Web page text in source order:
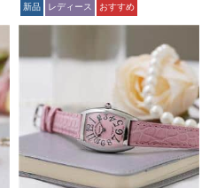
新品 レディース おすすめ